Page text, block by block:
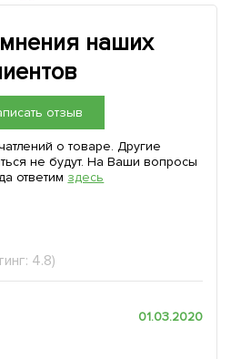
наших
отзыв
о товаре. Другие
не будут. На Ваши вопросы
ответим здесь
4.8)
01.03.2020